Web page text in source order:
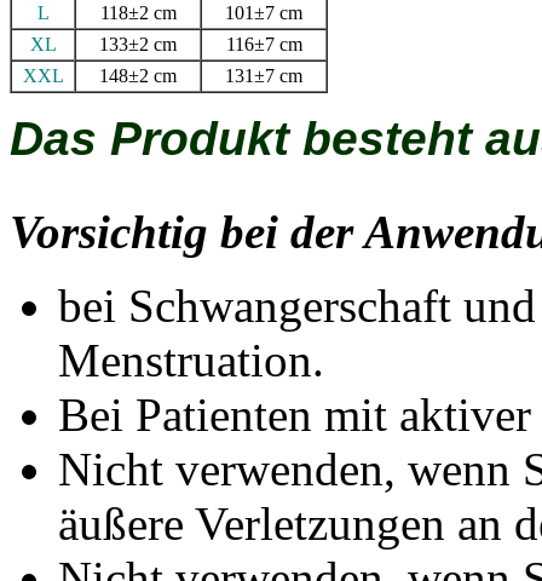
L
118±2 cm
101±7 cm
XL
133±2 cm
116±7 cm
XXL
148±2 cm 131±7 cm
Das Produkt besteht
Vorsichtig bei der
bei Schwangerschaft
Menstruation.
Bei Patienten mit
Nicht verwenden, wenn
äußere Verletzungen an